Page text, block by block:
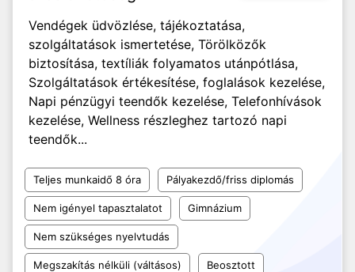
Vendégek üdvözlése, tájékoztatása,
szolgáltatások ismertetése, Törölközők
biztosítása, textíliák folyamatos utánpótlása,
Szolgáltatások értékesítése, foglalások kezelése,
Napi pénzügyi teendők kezelése, Telefonhívások
kezelése, Wellness részleghez tartozó napi
teendők...
Teljes munkaidő 8 óra Pályakezdő/friss diplomás
Nem igényel tapasztalatot Gimnázium
Nem szükséges nyelvtudás
Megszakítás nélküli (váltásos) Beosztott